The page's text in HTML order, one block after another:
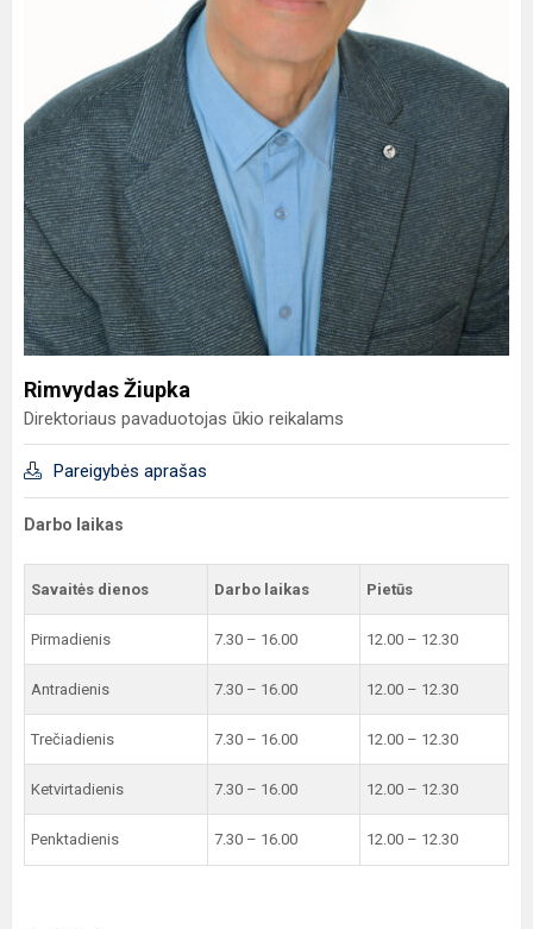
Rimvydas Žiupka
Direktoriaus pavaduotojas ūkio reikalams
Pareigybės aprašas
Darbo laikas
Savaitės dienos Darbo laikas Pietūs
Pirmadienis 7.30 – 16.00 12.00 – 12.30
Antradienis 7.30 – 16.00 12.00 – 12.30
Trečiadienis 7.30 – 16.00 12.00 – 12.30
Ketvirtadienis 7.30 – 16.00 12.00 – 12.30
Penktadienis 7.30 – 16.00 12.00 – 12.30